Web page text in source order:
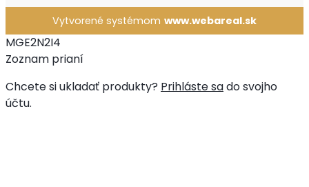
Vytvorené systémom www.webareal.sk
MGE2N2I4
Zoznam prianí
Chcete si ukladať produkty? Prihláste sado svojho
účtu.